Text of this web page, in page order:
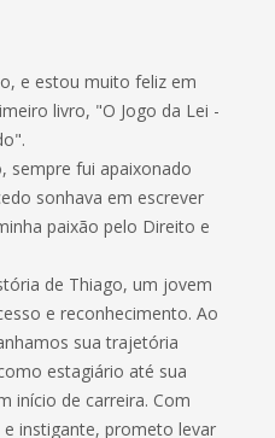
e estou muito feliz em
livro, "O Jogo da Lei -
sempre fui apaixonado
sonhava em escrever
paixão pelo Direito e
de Thiago, um jovem
e reconhecimento. Ao
sua trajetória
estagiário até sua
início de carreira. Com
instigante, prometo levar